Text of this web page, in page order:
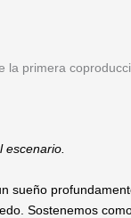
la primera
escenario.
sueño
Sostenemos